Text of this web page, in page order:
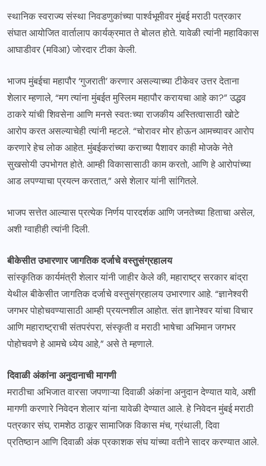
स्थानिक स्वराज्य संस्था निवडणुकांच्या पार्श्वभूमीवर मुंबई मराठी पत्रकार
संघात आयोजित वार्तालाप कार्यक्रमात ते बोलत होते. यावेळी त्यांनी महाविकास
आघाडीवर (मविआ) जोरदार टीका केली.
भाजप मुंबईचा महापौर ‘गुजराती’ करणार असल्याच्या टीकेवर उत्तर देताना
शेलार म्हणाले, “मग त्यांना मुंबईत मुस्लिम महापौर करायचा आहे का?” उद्धव
ठाकरे यांची शिवसेना आणि मनसे स्वतःच्या राजकीय अस्तित्वासाठी खोटे
आरोप करत असल्याचेही त्यांनी म्हटले. “चोरावर मोर होऊन आमच्यावर आरोप
करणारे हेच लोक आहेत. मुंबईकरांच्या कराच्या पैशावर काही मोजके नेते
सुखसोयी उपभोगत होते. आम्ही विकासासाठी काम करतो, आणि हे आरोपांच्या
आड लपण्याचा प्रयत्न करतात,” असे शेलार यांनी सांगितले.
भाजप सत्तेत आल्यास प्रत्येक निर्णय पारदर्शक आणि जनतेच्या हिताचा असेल,
अशी ग्वाहीही त्यांनी दिली.
बीकेसीत उभारणार जागतिक दर्जाचे वस्तुसंग्रहालय
सांस्कृतिक कार्यमंत्री शेलार यांनी जाहीर केले की, महाराष्ट्र सरकार बांद्रा
येथील बीकेसीत जागतिक दर्जाचे वस्तुसंग्रहालय उभारणार आहे. “ज्ञानेश्वरी
जगभर पोहोचवण्यासाठी आम्ही प्रयत्नशील आहोत. संत ज्ञानेश्वर यांचा विचार
आणि महाराष्ट्राची संतपरंपरा, संस्कृती व मराठी भाषेचा अभिमान जगभर
पोहोचवणे हे आमचे ध्येय आहे,” असे ते म्हणाले.
दिवाळी अंकांना अनुदानाची मागणी
मराठीचा अभिजात वारसा जपणाऱ्या दिवाळी अंकांना अनुदान देण्यात यावे, अशी
मागणी करणारे निवेदन शेलार यांना यावेळी देण्यात आले. हे निवेदन मुंबई मराठी
पत्रकार संघ, रामशेठ ठाकूर सामाजिक विकास मंच, ग्रंथाली, दिवा
प्रतिष्ठान आणि दिवाळी अंक प्रकाशक संघ यांच्या वतीने सादर करण्यात आले.